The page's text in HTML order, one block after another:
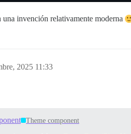
invención relativamente moderna
2025 11:33
Theme component